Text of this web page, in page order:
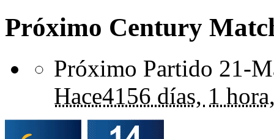
Próximo Century
Próximo Partido 21-
Hace4156 días, 1